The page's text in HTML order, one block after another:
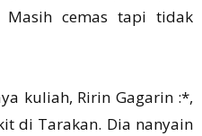
Masih cemas tapi tidak
kuliah, Ririn Gagarin :*,
di Tarakan. Dia nanyain